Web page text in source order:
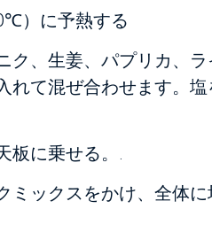
）に予熱する
ク、生姜、パプリカ、
れて混ぜ合わせます。塩
板に乗せる。.
ミックスをかけ、全体に